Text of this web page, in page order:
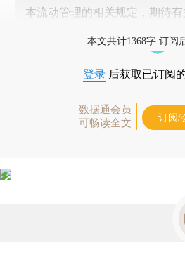
本流动管理的相关规定，期待
本文共计1368字 订阅
登录 后获取已订阅
数据通会员
可畅读全文
订阅/